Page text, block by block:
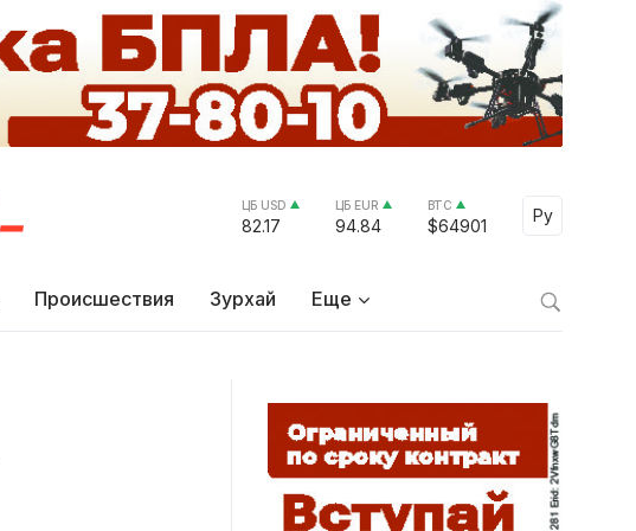
ЦБ USD
82.17
ЦБ EUR
94.84
BTC
$64901
Ру
Select
Происшествия Зурхай Еще